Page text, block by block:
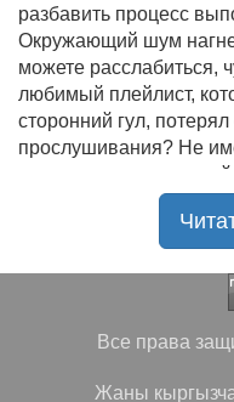
разбавить процесс
Окружающий шум
можете расслабиться,
любимый плейлист,
сторонний гул,
прослушивания? Не
представления, где
на замену старому? В
радостью
чудесную подборку
Все права
Жаны